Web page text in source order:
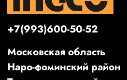
+7(993)600-50-52
Московская область
Наро-фоминский район